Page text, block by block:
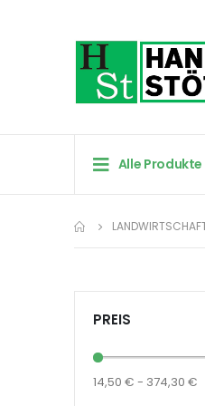
Alle Produkte
PREIS
14,50 € - 374,30 €